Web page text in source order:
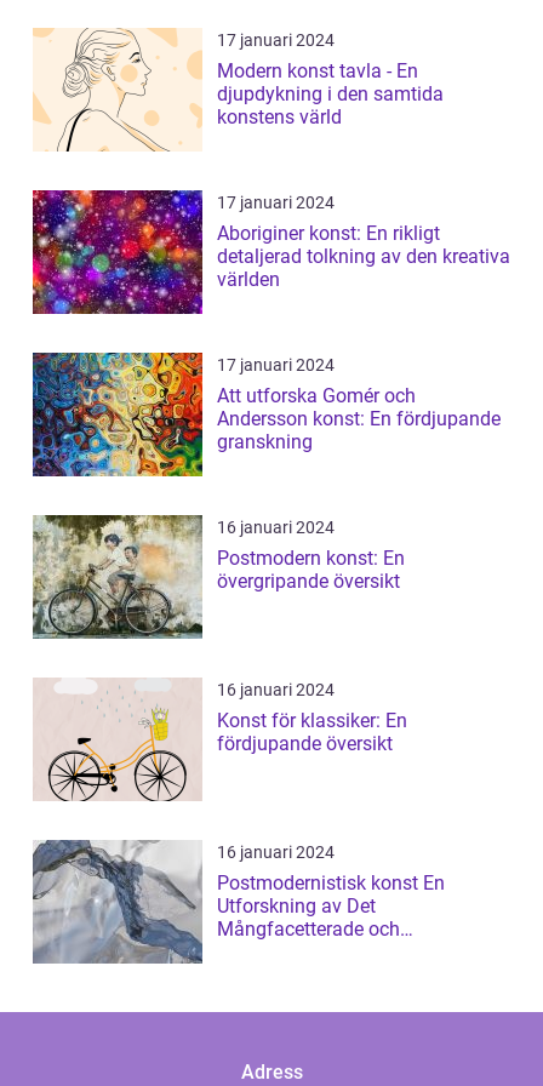
17 januari 2024
Modern konst tavla - En
djupdykning i den samtida
konstens värld
17 januari 2024
Aboriginer konst: En rikligt
detaljerad tolkning av den kreativa
världen
17 januari 2024
Att utforska Gomér och
Andersson konst: En fördjupande
granskning
16 januari 2024
Postmodern konst: En
övergripande översikt
16 januari 2024
Konst för klassiker: En
fördjupande översikt
16 januari 2024
Postmodernistisk konst En
Utforskning av Det
Mångfacetterade och
Adress